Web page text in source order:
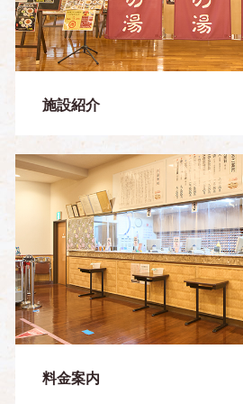
施設紹介
料金案内